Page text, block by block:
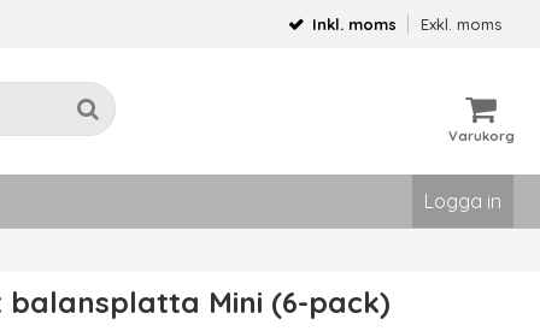
Inkl. moms Exkl. moms
Varukorg
Logga in
balansplatta Mini (6-pack)